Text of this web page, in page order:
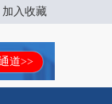
加入收藏
道>>